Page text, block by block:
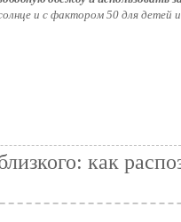
и с фактором 50 для детей
как